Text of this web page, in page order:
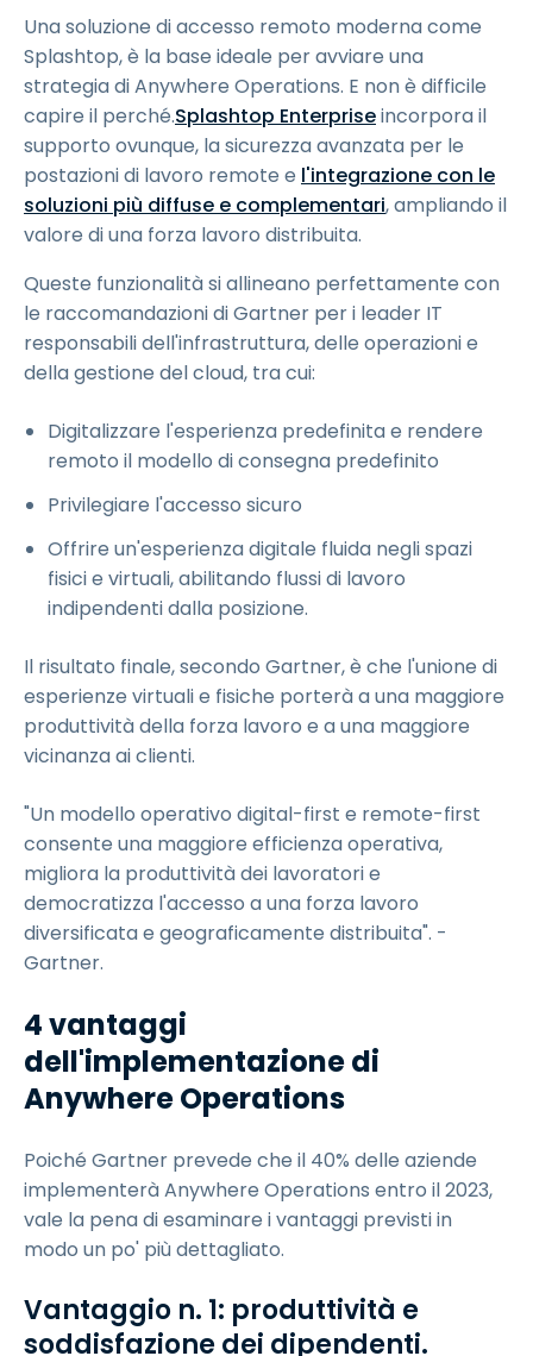
Una soluzione di accesso remoto moderna come
Splashtop, è la base ideale per avviare una
strategia di Anywhere Operations. E non è difficile
capire il perché.Splashtop Enterpriseincorpora il
supporto ovunque, la sicurezza avanzata per le
postazioni di lavoro remote e l'integrazione con le
soluzioni più diffuse e complementari, ampliando il
valore di una forza lavoro distribuita.
Queste funzionalità si allineano perfettamente con
le raccomandazioni di Gartner per i leader IT
responsabili dell'infrastruttura, delle operazioni e
della gestione del cloud, tra cui:
Digitalizzare l'esperienza predefinita e rendere
remoto il modello di consegna predefinito
Privilegiare l'accesso sicuro
Offrire un'esperienza digitale fluida negli spazi
fisici e virtuali, abilitando flussi di lavoro
indipendenti dalla posizione.
Il risultato finale, secondo Gartner, è che l'unione di
esperienze virtuali e fisiche porterà a una maggiore
produttività della forza lavoro e a una maggiore
vicinanza ai clienti.
"Un modello operativo digital-first e remote-first
consente una maggiore efficienza operativa,
migliora la produttività dei lavoratori e
democratizza l'accesso a una forza lavoro
diversificata e geograficamente distribuita". -
Gartner.
4 vantaggi
dell'implementazione di
Anywhere Operations
Poiché Gartner prevede che il 40% delle aziende
implementerà Anywhere Operations entro il 2023,
vale la pena di esaminare i vantaggi previsti in
modo un po' più dettagliato.
Vantaggio n. 1: produttività e
soddisfazione dei dipendenti.